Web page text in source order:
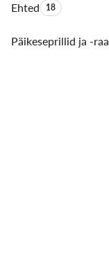
EhtedToodete arv:
18
Päikeseprillid ja -